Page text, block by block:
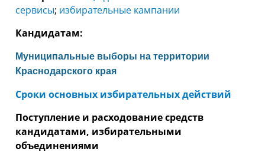
сервисы; избирательные кампании
Кандидатам:
Муниципальные выборы на территории
Краснодарского края
Сроки основных избирательных действий
Поступление и расходование средств
кандидатами, избирательными
объединениями